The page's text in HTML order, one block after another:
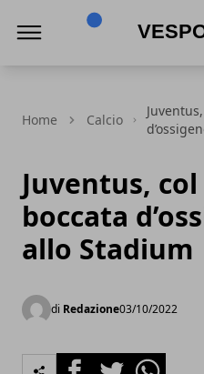
Home Calcio
Juventus,
boccata
allo Stadium
di Redazione03/10/2022
FacebookTwitterWhatsapp